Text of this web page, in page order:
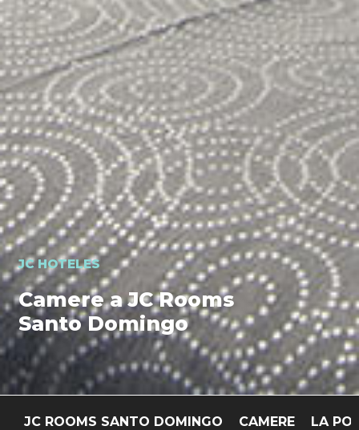
JC HOTELES
Camere a JC Rooms
Santo Domingo
JC ROOMS SANTO DOMINGO CAMERE LA